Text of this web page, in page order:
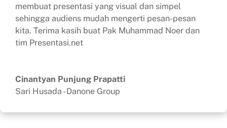
membuat presentasi yang visual dan simpel
sehingga audiens mudah mengerti pesan-pesan
kita. Terima kasih buat Pak Muhammad Noer dan
tim Presentasi.net
Cinantyan Punjung Prapatti
Sari Husada - Danone Group